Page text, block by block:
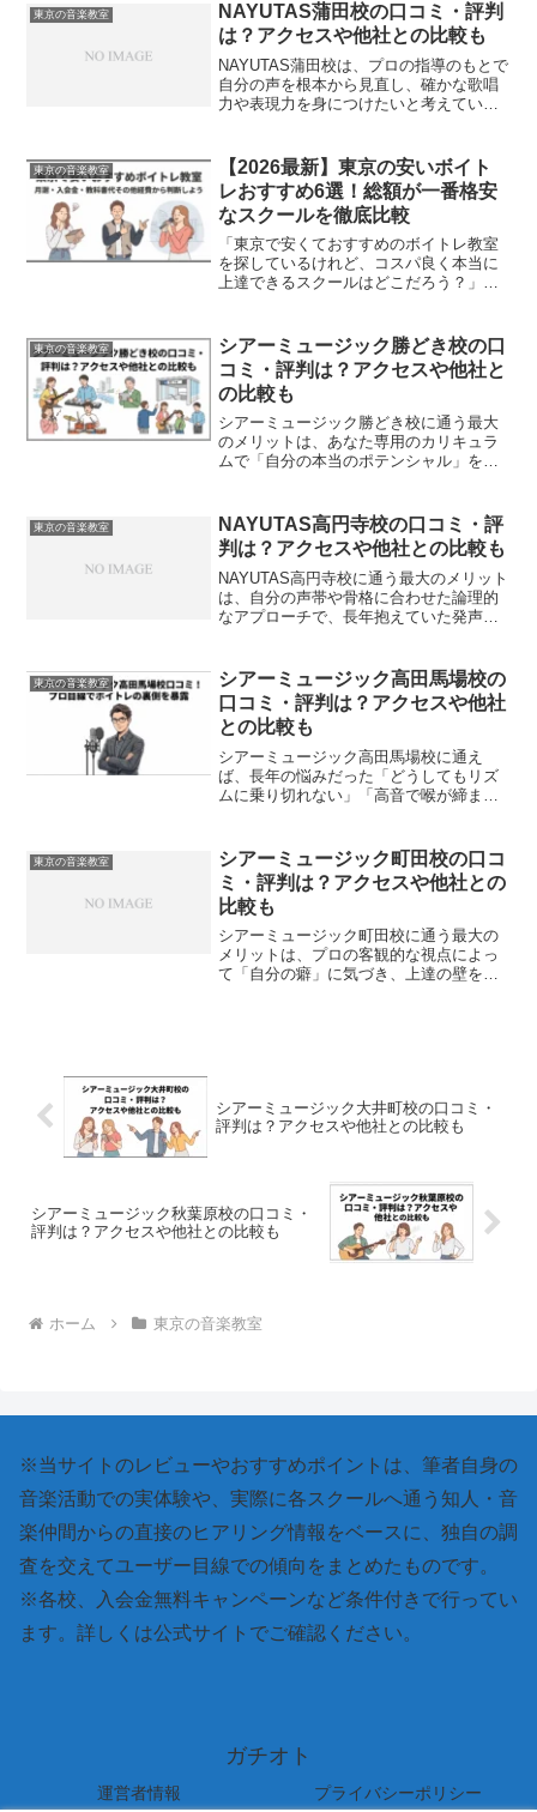
東京の音楽教室
NAYUTAS蒲田校の口コミ・評判
は？アクセスや他社との比較も
NAYUTAS蒲田校は、プロの指導のもとで
自分の声を根本から見直し、確かな歌唱
力や表現力を身につけたいと考えている
ると、「この練習方法で本当に合ってい
るのか」と不安にな...
東京の音楽教室
【2026最新】東京の安いボイト
レおすすめ6選！総額が一番格安
なスクールを徹底比較
「東京で安くておすすめのボイトレ教室
を探しているけれど、コスパ良く本当に
上達できるスクールはどこだろう？」と
マン指導を受けられる格安スクールが存
在します。まずは無...
東京の音楽教室
シアーミュージック勝どき校の口
コミ・評判は？アクセスや他社と
の比較も
シアーミュージック勝どき校に通う最大
のメリットは、あなた専用のカリキュラ
ムで「自分の本当のポテンシャル」を引
ックが欠かせません。私は過去にボーカ
ル指導を受け、現在は複数...
東京の音楽教室
NAYUTAS高円寺校の口コミ・評
判は？アクセスや他社との比較も
NAYUTAS高円寺校に通う最大のメリット
は、自分の声帯や骨格に合わせた論理的
なアプローチで、長年抱えていた発声の
癖を分析してもらい、正しいフォームを
身体に覚え込ませる...
東京の音楽教室
シアーミュージック高田馬場校の
口コミ・評判は？アクセスや他社
との比較も
シアーミュージック高田馬場校に通え
ば、長年の悩みだった「どうしてもリズ
ムに乗り切れない」「高音で喉が締まっ
な視点で自分の歌い方や弾き方の癖を見
抜き、正しい体の使い方を一...
東京の音楽教室
シアーミュージック町田校の口コ
ミ・評判は？アクセスや他社との
比較も
シアーミュージック町田校に通う最大の
メリットは、プロの客観的な視点によっ
て「自分の癖」に気づき、上達の壁を最
シアーミュージック大井町校の口コミ・
評判は？アクセスや他社との比較も
シアーミュージック秋葉原校の口コミ・
評判は？アクセスや他社との比較も
ホーム 東京の音楽教室
※当サイトのレビューやおすすめポイントは、筆者自身の
音楽活動での実体験や、実際に各スクールへ通う知人・音
楽仲間からの直接のヒアリング情報をベースに、独自の調
査を交えてユーザー目線での傾向をまとめたものです。
※各校、入会金無料キャンペーンなど条件付きで行ってい
ます。詳しくは公式サイトでご確認ください。
ガチオト
運営者情報 プライバシーポリシー